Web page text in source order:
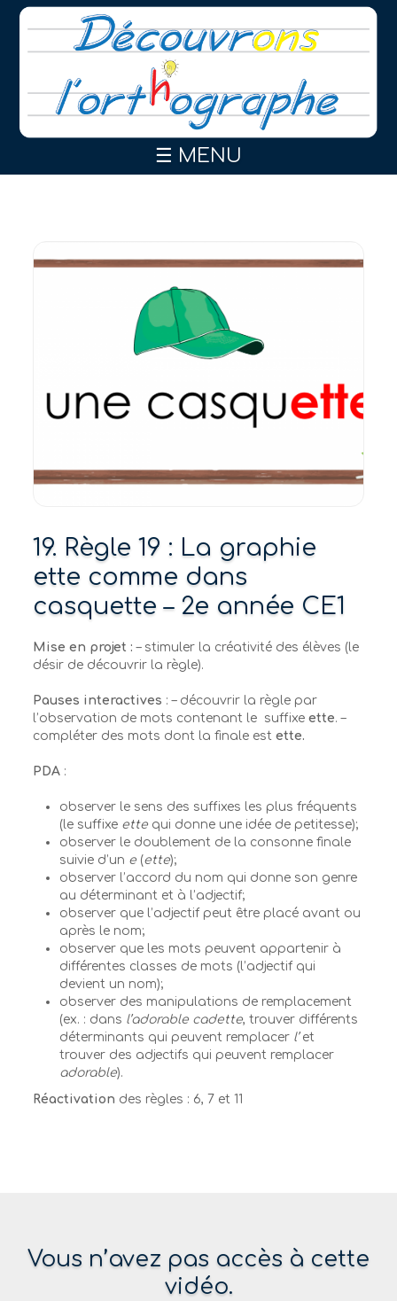
☰ MENU
19. Règle 19 : La graphie
ette comme dans
casquette – 2e année CE1
Mise en projet : – stimuler la créativité des élèves (le
désir de découvrir la règle).
Pauses interactives : – découvrir la règle par
l’observation de mots contenant le suffixeette. –
compléter des mots dont la finale estette.
PDA :
observer le sens des suffixes les plus fréquents
(le suffixe ette qui donne une idée de petitesse);
observer le doublement de la consonne finale
suivie d’un e (ette);
observer l’accord du nom qui donne son genre
au déterminant et à l’adjectif;
observer que l’adjectif peut être placé avant ou
après le nom;
observer que les mots peuvent appartenir à
différentes classes de mots (l’adjectif qui
devient un nom);
observer des manipulations de remplacement
(ex. : dans l’adorable cadette, trouver différents
déterminants qui peuvent remplacer l’ et
trouver des adjectifs qui peuvent remplacer
adorable).
Réactivation des règles : 6, 7 et 11
Vous n’avez pas accès à cette
vidéo.